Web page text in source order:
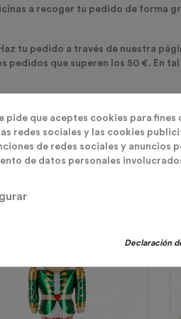
a recoger tu pedido de forma
tu pedido a través de nuestra
pedidos que superen los 50 €. En
( 53 OTROS
pide que aceptes cookies para
redes sociales y las cookies
de redes sociales y anuncios
de datos personales
Declaración